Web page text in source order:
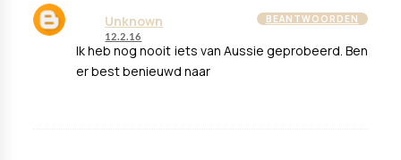
Unknown
12.2.16
Ik heb nog nooit iets van Aussie geprobeerd. Ben
er best benieuwd naar
BEANTWOORDEN